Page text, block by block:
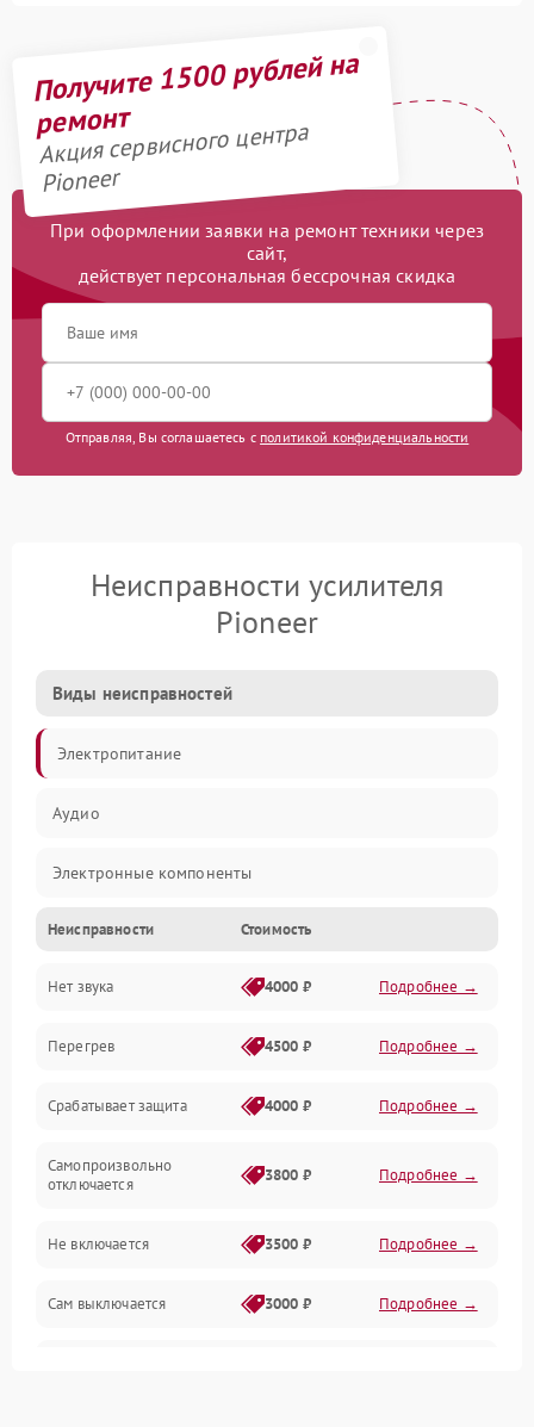
Получите 1500 рублей на
ремонт
Акция сервисного центра
Pioneer
При оформлении заявки на ремонт техники через
сайт,
действует персональная бессрочная скидка
Отправляя, Вы соглашаетесь с политикой конфиденциальности
Неисправности усилителя
Pioneer
Виды неисправностей
Электропитание
Аудио
Электронные компоненты
Управление
Корпус/Герметичность
Неисправности Стоимость
Нет звука 4000 ₽ Подробнее →
Перегрев 4500 ₽ Подробнее →
Срабатывает защита 4000 ₽ Подробнее →
Самопроизвольно
отключается
3800 ₽ Подробнее →
Не включается 3500 ₽ Подробнее →
Сам выключается 3000 ₽ Подробнее →